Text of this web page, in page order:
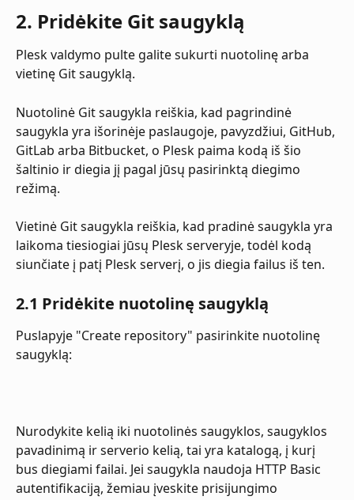
2. Pridėkite Git saugyklą
Plesk valdymo pulte galite sukurti nuotolinę arba
vietinę Git saugyklą.
Nuotolinė Git saugykla reiškia, kad pagrindinė
saugykla yra išorinėje paslaugoje, pavyzdžiui, GitHub,
GitLab arba Bitbucket, o Plesk paima kodą iš šio
šaltinio ir diegia jį pagal jūsų pasirinktą diegimo
režimą.
Vietinė Git saugykla reiškia, kad pradinė saugykla yra
laikoma tiesiogiai jūsų Plesk serveryje, todėl kodą
siunčiate į patį Plesk serverį, o jis diegia failus iš ten.
2.1 Pridėkite nuotolinę saugyklą
Puslapyje "Create repository" pasirinkite nuotolinę
saugyklą:
Nurodykite kelią iki nuotolinės saugyklos, saugyklos
pavadinimą ir serverio kelią, tai yra katalogą, į kurį
bus diegiami failai. Jei saugykla naudoja HTTP Basic
autentifikaciją, žemiau įveskite prisijungimo